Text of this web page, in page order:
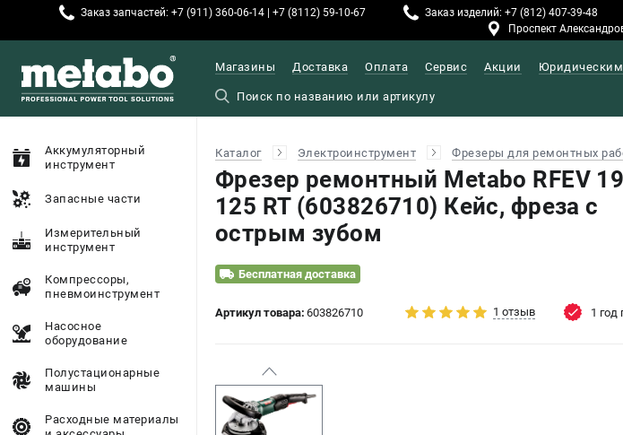
Заказ запчастей: +7 (911) 360-06-14 | +7 (8112) 59-10-67 Заказ изделий: +7 (812) 407-39-48
Проспект
Магазины Доставка Оплата Сервис Акции
Аккумуляторный
инструмент
Запасные части
Измерительный
инструмент
Компрессоры,
пневмоинструмент
Насосное
оборудование
Полустационарные
машины
Расходные материалы
Каталог Электроинструмент Фрезеры для ремонтных
Фрезер ремонтный Metabo RFEV
125 RT (603826710) Кейс, фреза с
острым зубом
Бесплатная доставка
Артикул товара: 603826710 1 отзыв 1 год